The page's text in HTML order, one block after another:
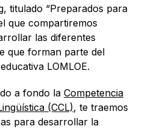
titulado “Preparados para
que compartiremos
las diferentes
que forman parte del
LOMLOE.
a fondo la Competencia
(CCL), te traemos
para desarrollar la